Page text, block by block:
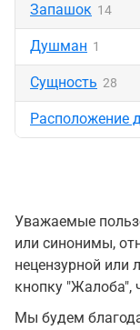
Запашок 14
Душман 1
Сущность 28
Расположение
Уважаемые
или синонимы,
нецензурной или
кнопку "Жалоба",
Мы будем